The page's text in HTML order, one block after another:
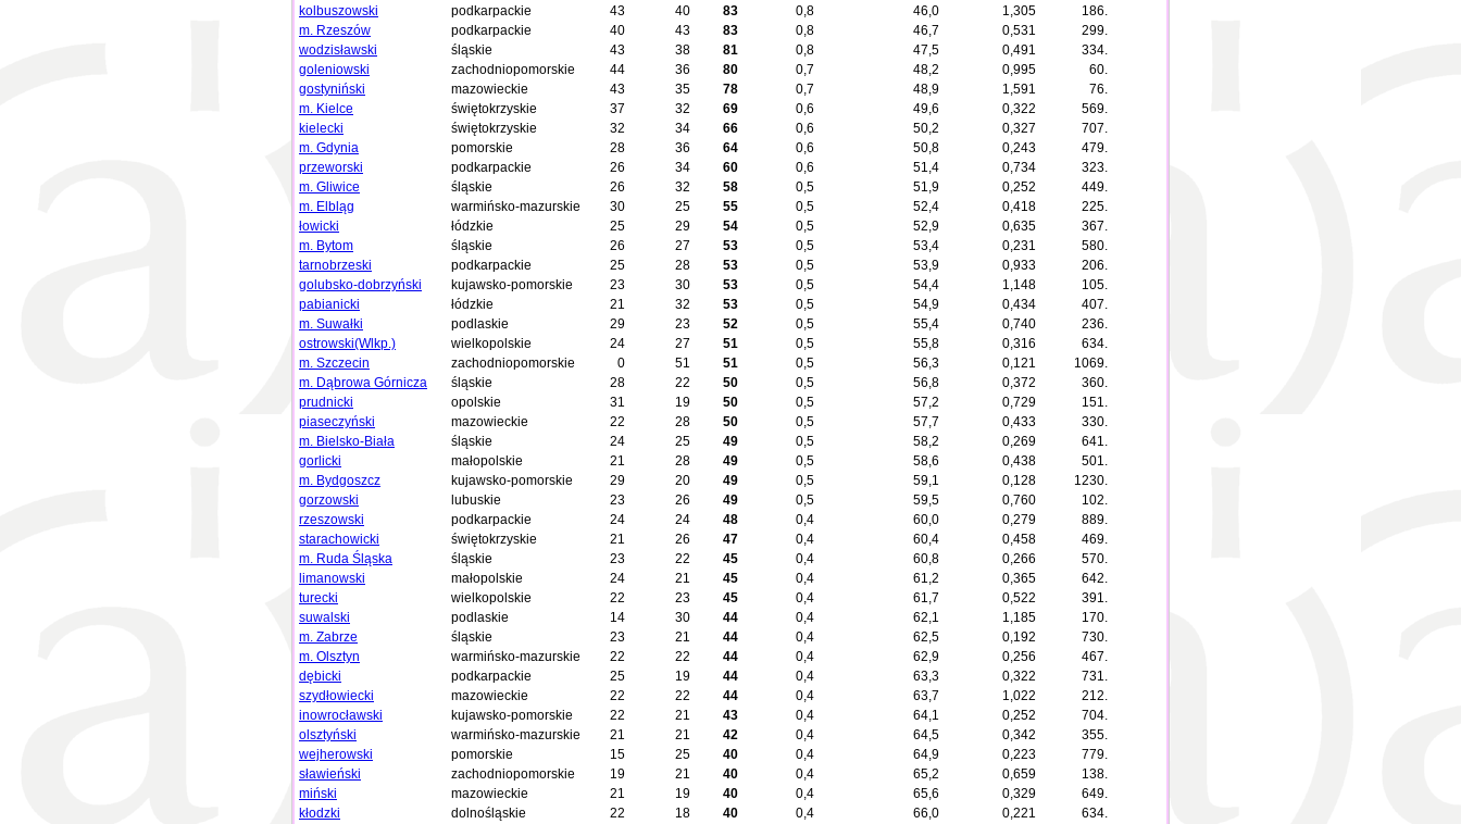
kolbuszowski
podkarpackie 43 40 83 0,8 46,0 1,305
186.
m. Rzeszów
podkarpackie 40 43 83 0,8 46,7 0,531
299.
wodzisławski
śląskie 43 38 81 0,8 47,5 0,491
334.
goleniowski
zachodniopomorskie 44 36 80 0,7 48,2 0,995
60.
gostyniński
mazowieckie 43 35 78 0,7 48,9 1,591
76.
m. Kielce
świętokrzyskie 37 32 69 0,6 49,6 0,322
569.
kielecki
świętokrzyskie 32 34 66 0,6 50,2 0,327
707.
m. Gdynia
pomorskie 28 36 64 0,6 50,8 0,243
479.
przeworski
podkarpackie 26 34 60 0,6 51,4 0,734
323.
m. Gliwice
śląskie 26 32 58 0,5 51,9 0,252
449.
m. Elbląg
warmińsko-mazurskie 30 25 55 0,5 52,4 0,418
225.
łowicki
łódzkie 25 29 54 0,5 52,9 0,635
367.
m. Bytom
śląskie 26 27 53 0,5 53,4 0,231
580.
tarnobrzeski
podkarpackie 25 28 53 0,5 53,9 0,933
206.
golubsko-dobrzyński
kujawsko-pomorskie 23 30 53 0,5 54,4 1,148
105.
pabianicki
łódzkie 21 32 53 0,5 54,9 0,434
407.
m. Suwałki
podlaskie 29 23 52 0,5 55,4 0,740
236.
ostrowski(Wlkp.)
wielkopolskie 24 27 51 0,5 55,8 0,316
634.
m. Szczecin
zachodniopomorskie 0 51 51 0,5 56,3 0,121
1069.
m. Dąbrowa Górnicza
śląskie 28 22 50 0,5 56,8 0,372
360.
prudnicki
opolskie 31 19 50 0,5 57,2 0,729
151.
piaseczyński
mazowieckie 22 28 50 0,5 57,7 0,433
330.
m. Bielsko-Biała
śląskie 24 25 49 0,5 58,2 0,269
641.
gorlicki
małopolskie 21 28 49 0,5 58,6 0,438
501.
m. Bydgoszcz
kujawsko-pomorskie 29 20 49 0,5 59,1 0,128
1230.
gorzowski
lubuskie 23 26 49 0,5 59,5 0,760
102.
rzeszowski
podkarpackie 24 24 48 0,4 60,0 0,279
889.
starachowicki
świętokrzyskie 21 26 47 0,4 60,4 0,458
469.
m. Ruda Śląska
śląskie 23 22 45 0,4 60,8 0,266
570.
limanowski
małopolskie 24 21 45 0,4 61,2 0,365
642.
turecki
wielkopolskie 22 23 45 0,4 61,7 0,522
391.
suwalski
podlaskie 14 30 44 0,4 62,1 1,185
170.
m. Zabrze
śląskie 23 21 44 0,4 62,5 0,192
730.
m. Olsztyn
warmińsko-mazurskie 22 22 44 0,4 62,9 0,256
467.
dębicki
podkarpackie 25 19 44 0,4 63,3 0,322
731.
szydłowiecki
mazowieckie 22 22 44 0,4 63,7 1,022
212.
inowrocławski
kujawsko-pomorskie 22 21 43 0,4 64,1 0,252
704.
olsztyński
warmińsko-mazurskie 21 21 42 0,4 64,5 0,342
355.
wejherowski
pomorskie 15 25 40 0,4 64,9 0,223
779.
sławieński
zachodniopomorskie 19 21 40 0,4 65,2 0,659
138.
miński
mazowieckie 21 19 40 0,4 65,6 0,329
649.
kłodzki
dolnośląskie 22 18 40 0,4 66,0 0,221
634.